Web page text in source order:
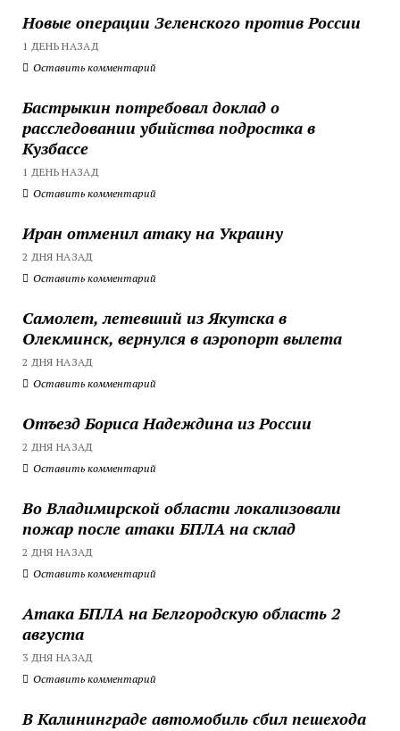
Новые операции Зеленского против России
1 ДЕНЬ НАЗАД
Оставить комментарий
Бастрыкин потребовал доклад о
расследовании убийства подростка в
Кузбассе
1 ДЕНЬ НАЗАД
Оставить комментарий
Иран отменил атаку на Украину
2 ДНЯ НАЗАД
Оставить комментарий
Самолет, летевший из Якутска в
Олекминск, вернулся в аэропорт вылета
2 ДНЯ НАЗАД
Оставить комментарий
Отъезд Бориса Надеждина из России
2 ДНЯ НАЗАД
Оставить комментарий
Во Владимирской области локализовали
пожар после атаки БПЛА на склад
2 ДНЯ НАЗАД
Оставить комментарий
Атака БПЛА на Белгородскую область 2
августа
3 ДНЯ НАЗАД
Оставить комментарий
В Калининграде автомобиль сбил пешехода